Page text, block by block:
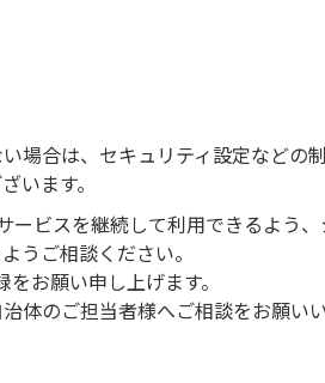
場合は、セキュリティ設定などの
います。
ービスを継続して利用できるよう
うご相談ください。
お願い申し上げます。
のご担当者様へご相談をお願いい